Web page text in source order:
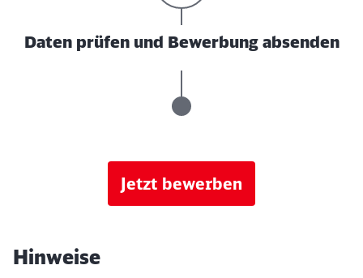
Daten prüfen und Bewerbung absenden
Jetzt bewerben
Hinweise